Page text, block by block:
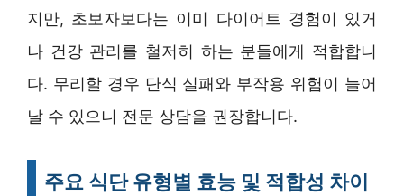
지만, 초보자보다는 이미 다이어트 경험이 있거
나 건강 관리를 철저히 하는 분들에게 적합합니
다. 무리할 경우 단식 실패와 부작용 위험이 늘어
날 수 있으니 전문 상담을 권장합니다.
주요 식단 유형별 효능 및 적합성 차이